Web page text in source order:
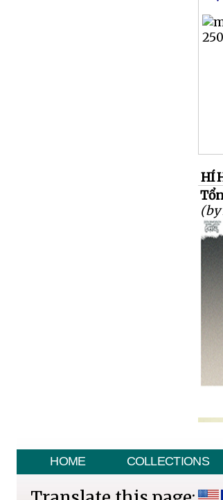
HÍ
(by
HOME COLLECTIONS